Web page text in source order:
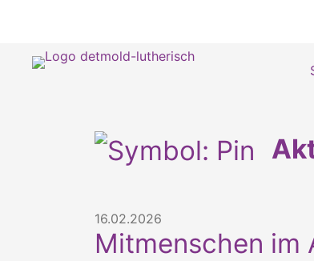
16.02.2026
Mitmenschen im